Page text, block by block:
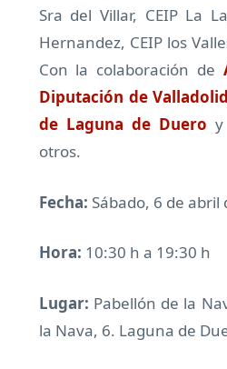
Sra del Villar, CEIP La
Hernandez, CEIP los
Con la colaboración de
Diputación de Valladolid
de Laguna de Duero y
otros.
Fecha: Sábado, 6 de abril
Hora: 10:30 h a 19:30 h
Lugar: Pabellón de la
la Nava, 6. Laguna de